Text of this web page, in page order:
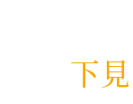
下見